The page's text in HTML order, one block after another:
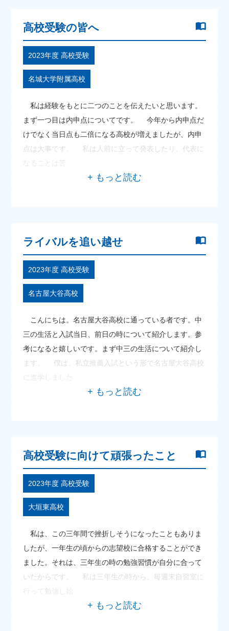
高校受験の皆へ
2023年度 高校受験
名城大学附属高校
私は経験をもとに二つのことを伝えたいと思います。
まず一つ目は内申点についてです。 今年から内申点だ
けでなく当日点も二倍になる高校が増えましたが、内申
点は大事です。 私は人前に立って発表したり、代表に
なることは苦
ライバルを追い越せ
2023年度 高校受験
名古屋大谷高校
こんにちは。名古屋大谷高校に通っている者です。中
三の生活と入試当日、前日の時について紹介します。参
考になると嬉しいです。まず中三の生活について紹介し
ます。 僕は、私立推薦入試という形で名古屋大谷高校
に進学しました
高校受験に向けて頑張ったこと
2023年度 高校受験
大垣東高校
私は、この三年間で挫折しそうになったこともありま
したが、一年生の頃からの志望校に合格することができ
ました。それは、三年生の時の勉強習慣が自分に合って
いたからです。 私は三年生の時から、毎週末自習室に
行って勉強し始